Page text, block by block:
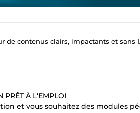
de contenus clairs, impactants et sans
PRÊT À L'EMPLOI
et vous souhaitez des modules